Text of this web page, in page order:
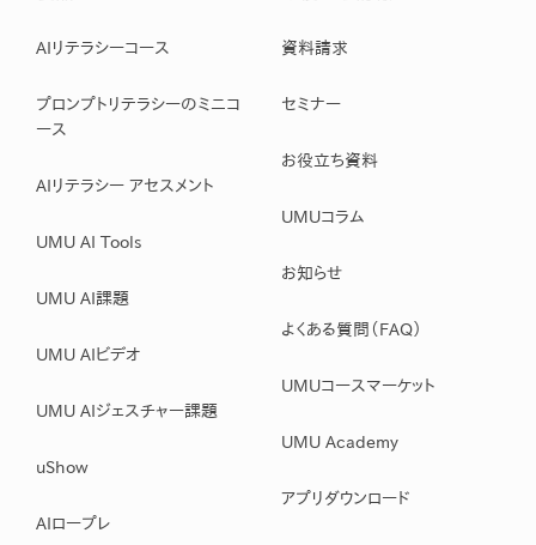
AIリテラシーコース
プロンプトリテラシーのミニコ
ース
AIリテラシー アセスメント
UMU AI Tools
UMU AI課題
UMU AIビデオ
UMU AIジェスチャー課題
uShow
AIロープレ
資料請求
セミナー
お役立ち資料
UMUコラム
お知らせ
よくある質問（FAQ）
UMUコースマーケット
UMU Academy
アプリダウンロード